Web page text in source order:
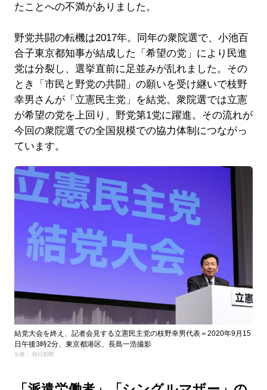
たことへの不満がありました。
野党共闘の転機は2017年。同年の衆院選で、小池百
合子東京都知事が結成した「希望の党」により民進
党は分裂し、選挙直前に足並みが乱れました。その
とき「市民と野党の共闘」の願いを受け継いで枝野
幸男さんが「立憲民主党」を結党。衆院選では立憲
が希望の党を上回り、野党第1党に躍進。その流れが
今回の衆院選での全国規模での協力体制につながっ
ています。
結党大会を終え、記者会見する立憲民主党の枝野幸男代表＝2020年9月15
日午後3時2分、東京都港区、長島一浩撮影
出典： 朝日新聞